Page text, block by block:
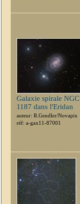
Galaxie spirale NGC
1187 dans l'Eridan
auteur: R.Gendler/Novapix
réf: a-gax11-87001